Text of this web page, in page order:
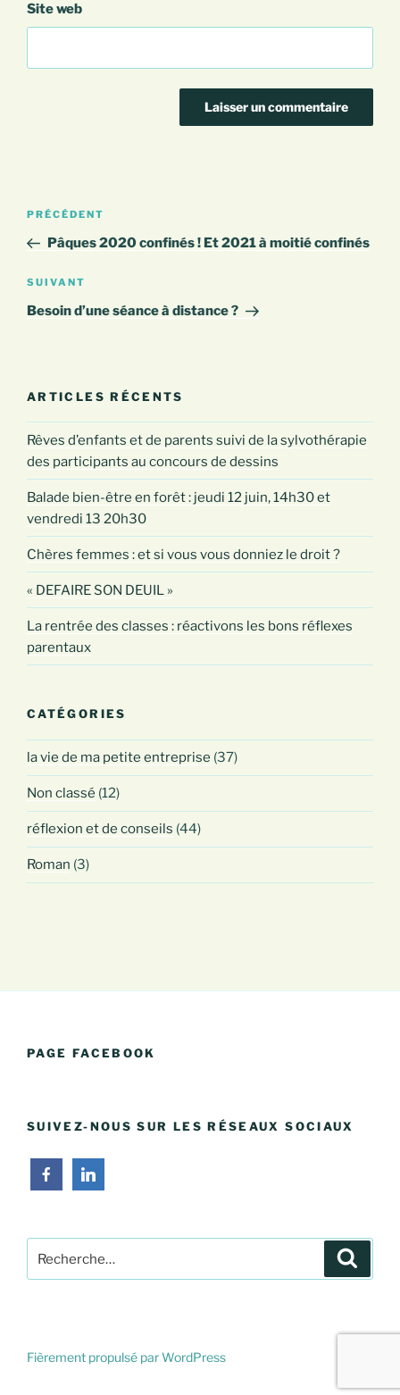
Site web
Navigation
l’article
Article
précédent
PRÉCÉDENT
Pâques 2020 confinés ! Et 2021 à moitié confinés
Article
suivant
SUIVANT
Besoin d’une séance à distance ?
ARTICLES RÉCENTS
Rêves d’enfants et de parents suivi de la sylvothérapie
des participants au concours de dessins
Balade bien-être en forêt : jeudi 12 juin, 14h30 et
vendredi 13 20h30
Chères femmes : et si vous vous donniez le droit ?
« DEFAIRE SON DEUIL »
La rentrée des classes : réactivons les bons réflexes
parentaux
CATÉGORIES
la vie de ma petite entreprise (37)
Non classé (12)
réflexion et de conseils (44)
Roman (3)
PAGE FACEBOOK
SUIVEZ-NOUS SUR LES RÉSEAUX SOCIAUX
pour
Fièrement propulsé par WordPress